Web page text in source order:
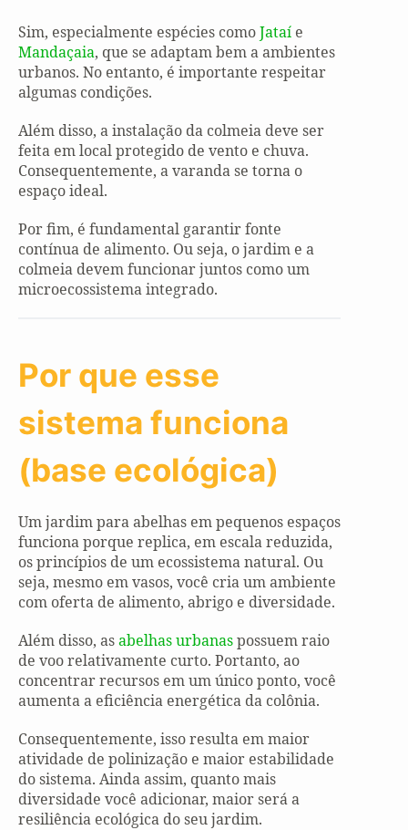
Sim, especialmente espécies comoJataí e
Mandaçaia, que se adaptam bem a ambientes
urbanos. No entanto, é importante respeitar
algumas condições.
Além disso, a instalação da colmeia deve ser
feita em local protegido de vento e chuva.
Consequentemente, a varanda se torna o
espaço ideal.
Por fim, é fundamental garantir fonte
contínua de alimento. Ou seja, o jardim e a
colmeia devem funcionar juntos como um
microecossistema integrado.
Por que esse
sistema funciona
(base ecológica)
Um jardim para abelhas em pequenos espaços
funciona porque replica, em escala reduzida,
os princípios de um ecossistema natural. Ou
seja, mesmo em vasos, você cria um ambiente
com oferta de alimento, abrigo e diversidade.
Além disso, asabelhas urbanaspossuem raio
de voo relativamente curto. Portanto, ao
concentrar recursos em um único ponto, você
aumenta a eficiência energética da colônia.
Consequentemente, isso resulta em maior
atividade de polinização e maior estabilidade
do sistema. Ainda assim, quanto mais
diversidade você adicionar, maior será a
resiliência ecológica do seu jardim.